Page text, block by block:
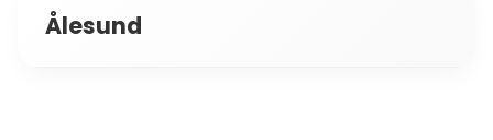
Ålesund